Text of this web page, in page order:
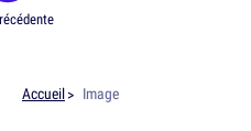
Accueil Image